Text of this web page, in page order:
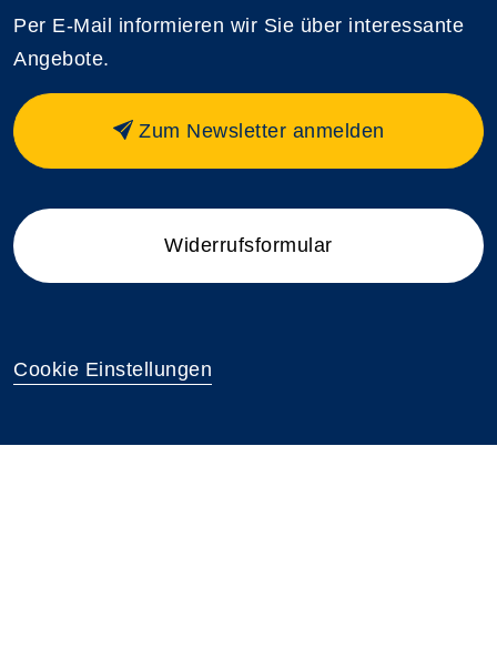
Per E-Mail informieren wir Sie über interessante
Angebote.
Zum Newsletter anmelden
Widerrufsformular
Cookie Einstellungen